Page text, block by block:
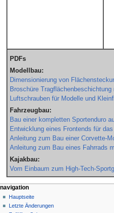
PDFs
Modellbau:
Dimensionierung von
Broschüre
Luftschrauben für Modelle und
Fahrzeugbau:
Bau einer kompletten Sportenduro
Entwicklung eines Frontends für
Anleitung zum Bau einer Corvette-
Anleitung zum Bau eines Fahrrads
Kajakbau:
Vom Einbaum zum High-Tech-
N
a
v
navigation
Hauptseite
Letzte Änderungen